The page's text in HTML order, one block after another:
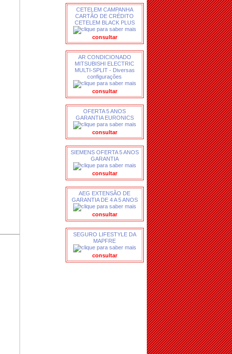
CETELEM CAMPANHA
CARTÃO DE CRÉDITO
CETELEM BLACK PLUS
consultar
AR CONDICIONADO
MITSUBISHI ELECTRIC
MULTI-SPLIT - Diversas
configurações
consultar
OFERTA 5 ANOS
GARANTIA EURONICS
consultar
SIEMENS OFERTA 5 ANOS
GARANTIA
consultar
AEG EXTENSÃO DE
GARANTIA DE 4 A 5 ANOS
consultar
SEGURO LIFESTYLE DA
MAPFRE
consultar